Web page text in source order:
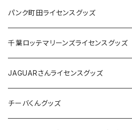
ステッカー
缶バッジ
ホテルキーホルダー
缶バッジ
アクリルキーホルダー
ホテルキーホルダー
クリアファイル
Tシャツ
キャップ
バッグ
ステッカー
パンク町田ライセンスグッズ
Tシャツ
キャップ
バッグ
千葉ロッテマリーンズライセンスグッズ
ステッカー
ステッカー
缶バッジ
JAGUARさんライセンスグッズ
Tシャツ
チーバくんグッズ